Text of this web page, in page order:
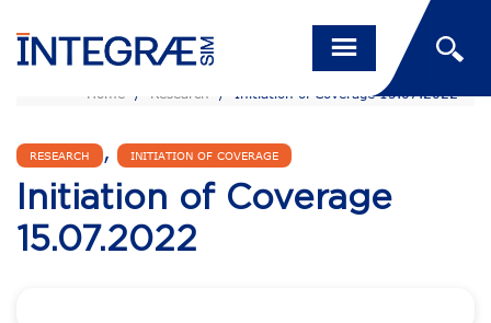
Home / Research / Initiation of Coverage 15.07.2022
RESEARCH , INITIATION OF COVERAGE
Initiation of Coverage
15.07.2022